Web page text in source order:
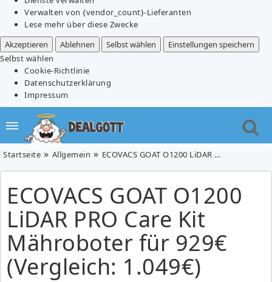
Verwalten von {vendor_count}-Lieferanten
Lese mehr über diese Zwecke
Akzeptieren
Ablehnen Selbst wählen
Einstellungen speichern
Selbst wählen
Cookie-Richtlinie
Datenschutzerklärung
Impressum
Startseite Allgemein ECOVACS GOAT O1200 LiDAR PRO Care Kit Mähroboter für 929€ (Vergleich: 1.049€)
ECOVACS GOAT O1200
LiDAR PRO Care Kit
Mähroboter für 929€
(Vergleich: 1.049€)